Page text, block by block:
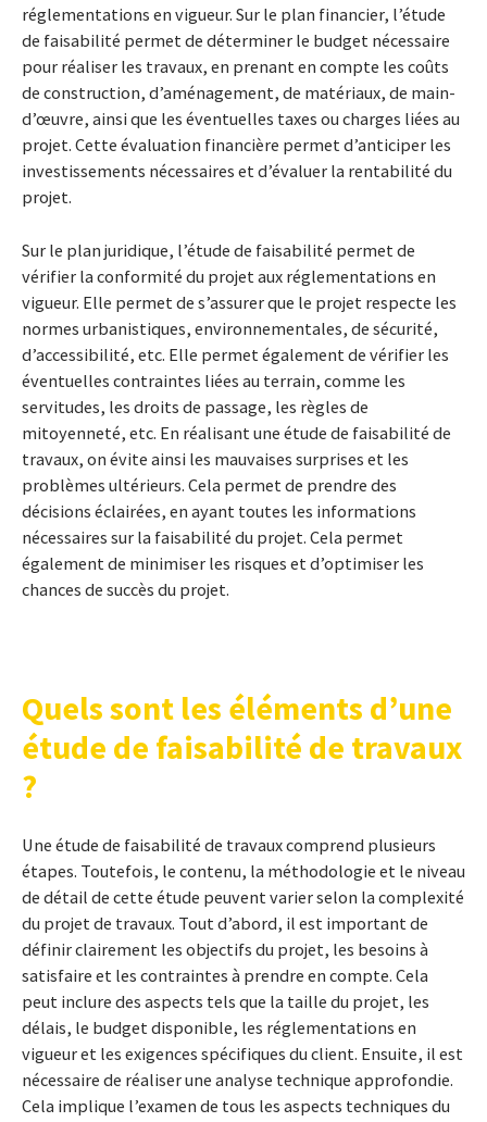
réglementations en vigueur. Sur le plan financier, l’étude
de faisabilité permet de déterminer le budget nécessaire
pour réaliser les travaux, en prenant en compte les coûts
de construction, d’aménagement, de matériaux, de main-
d’œuvre, ainsi que les éventuelles taxes ou charges liées au
projet. Cette évaluation financière permet d’anticiper les
investissements nécessaires et d’évaluer la rentabilité du
projet.
Sur le plan juridique, l’étude de faisabilité permet de
vérifier la conformité du projet aux réglementations en
vigueur. Elle permet de s’assurer que le projet respecte les
normes urbanistiques, environnementales, de sécurité,
d’accessibilité, etc. Elle permet également de vérifier les
éventuelles contraintes liées au terrain, comme les
servitudes, les droits de passage, les règles de
mitoyenneté, etc. En réalisant une étude de faisabilité de
travaux, on évite ainsi les mauvaises surprises et les
problèmes ultérieurs. Cela permet de prendre des
décisions éclairées, en ayant toutes les informations
nécessaires sur la faisabilité du projet. Cela permet
également de minimiser les risques et d’optimiser les
chances de succès du projet.
Quels sont les éléments d’une
étude de faisabilité de travaux
?
Une étude de faisabilité de travaux comprend plusieurs
étapes. Toutefois, le contenu, la méthodologie et le niveau
de détail de cette étude peuvent varier selon la complexité
du projet de travaux. Tout d’abord, il est important de
définir clairement les objectifs du projet, les besoins à
satisfaire et les contraintes à prendre en compte. Cela
peut inclure des aspects tels que la taille du projet, les
délais, le budget disponible, les réglementations en
vigueur et les exigences spécifiques du client. Ensuite, il est
nécessaire de réaliser une analyse technique approfondie.
Cela implique l’examen de tous les aspects techniques du